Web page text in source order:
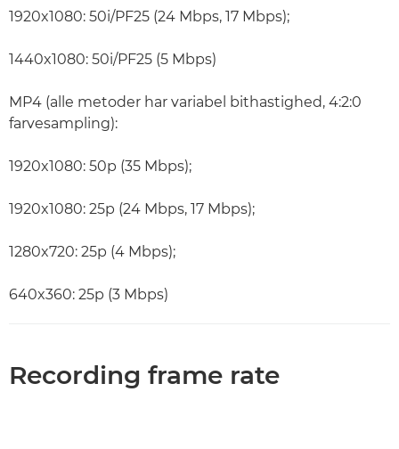
1920x1080: 50i/PF25 (24 Mbps, 17 Mbps);
1440x1080: 50i/PF25 (5 Mbps)
MP4 (alle metoder har variabel bithastighed, 4:2:0
farvesampling):
1920x1080: 50p (35 Mbps);
1920x1080: 25p (24 Mbps, 17 Mbps);
1280x720: 25p (4 Mbps);
640x360: 25p (3 Mbps)
Recording frame rate